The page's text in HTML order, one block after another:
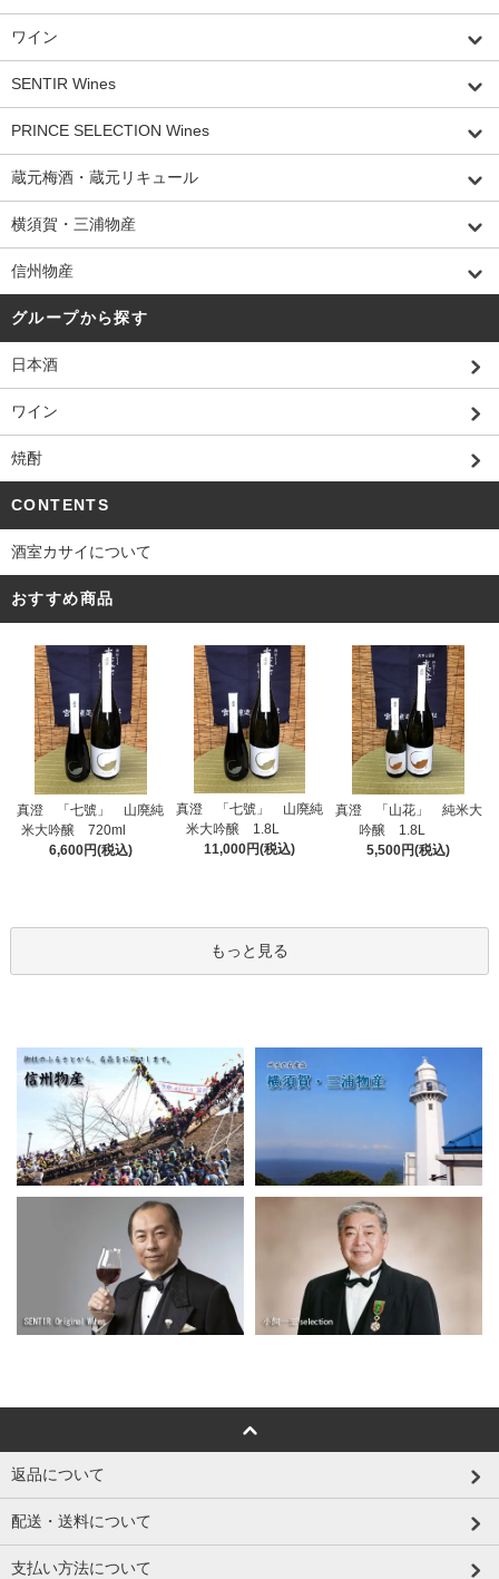
ワイン
SENTIR Wines
PRINCE SELECTION Wines
蔵元梅酒・蔵元リキュール
横須賀・三浦物産
信州物産
グループから探す
日本酒
ワイン
焼酎
CONTENTS
酒室カサイについて
おすすめ商品
真澄 「七號」 山廃純
米大吟醸 720ml
6,600円(税込)
真澄 「七號」 山廃純
米大吟醸 1.8L
11,000円(税込)
真澄 「山花」 純米大
吟醸 1.8L
5,500円(税込)
もっと見る
返品について
配送・送料について
支払い方法について